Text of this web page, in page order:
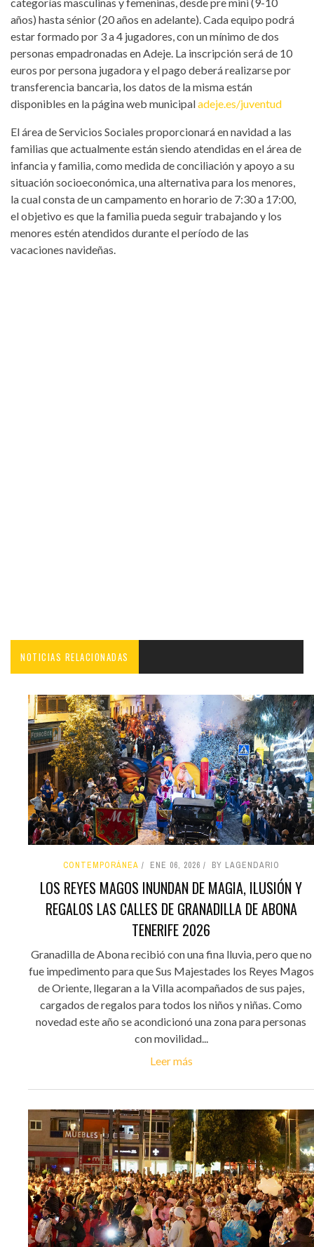
años) hasta sénior (20 años en adelante). Cada equipo podrá
estar formado por 3 a 4 jugadores, con un mínimo de dos
personas empadronadas en Adeje. La inscripción será de 10
euros por persona jugadora y el pago deberá realizarse por
transferencia bancaria, los datos de la misma están
disponibles en la página web municipaladeje.es/juventud
El área de Servicios Sociales proporcionará en navidad a las
familias que actualmente están siendo atendidas en el área de
infancia y familia, como medida de conciliación y apoyo a su
situación socioeconómica, una alternativa para los menores,
la cual consta de un campamento en horario de 7:30 a 17:00,
el objetivo es que la familia pueda seguir trabajando y los
menores estén atendidos durante el período de las
vacaciones navideñas.
NOTICIAS RELACIONADAS
CONTEMPORÁNEA ENE 06, 2026 BY LAGENDARIO
LOS REYES MAGOS INUNDAN DE MAGIA, ILUSIÓN Y
REGALOS LAS CALLES DE GRANADILLA DE ABONA
TENERIFE 2026
Granadilla de Abona recibió con una fina lluvia, pero que no
fue impedimento para que Sus Majestades los Reyes Magos
de Oriente, llegaran a la Villa acompañados de sus pajes,
cargados de regalos para todos los niños y niñas. Como
novedad este año se acondicionó una zona para personas
con movilidad...
Leer más